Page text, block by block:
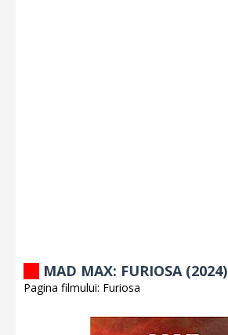
MAD MAX: FURIOSA (2024)
Pagina filmului: Furiosa